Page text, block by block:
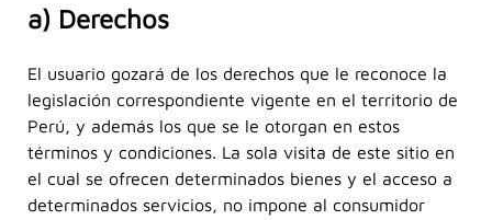
a) Derechos
El usuario gozará de los derechos que le reconoce la
legislación correspondiente vigente en el territorio de
Perú, y además los que se le otorgan en estos
términos y condiciones. La sola visita de este sitio en
el cual se ofrecen determinados bienes y el acceso a
determinados servicios, no impone al consumidor